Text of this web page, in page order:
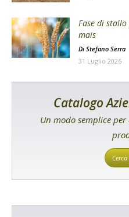
Fase di
mais
Di Stefano Serra
31 Luglio 2026
Catalogo
Un modo semplice per